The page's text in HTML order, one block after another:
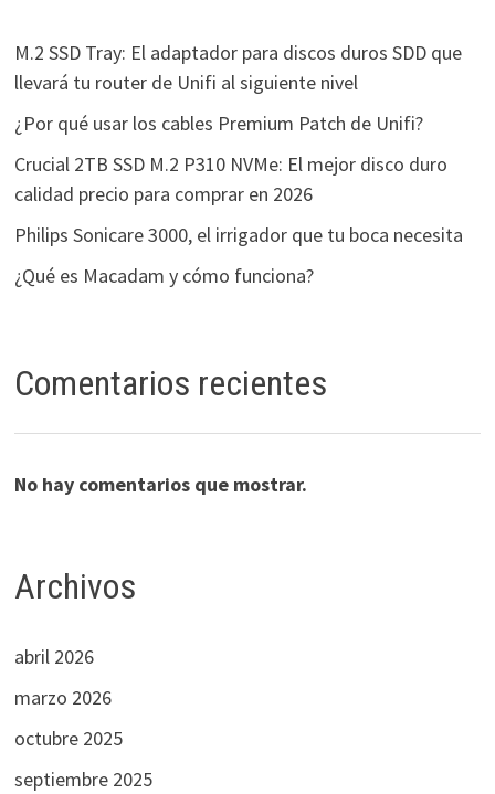
M.2 SSD Tray: El adaptador para discos duros SDD que
llevará tu router de Unifi al siguiente nivel
¿Por qué usar los cables Premium Patch de Unifi?
Crucial 2TB SSD M.2 P310 NVMe: El mejor disco duro
calidad precio para comprar en 2026
Philips Sonicare 3000, el irrigador que tu boca necesita
¿Qué es Macadam y cómo funciona?
Comentarios recientes
No hay comentarios que mostrar.
Archivos
abril 2026
marzo 2026
octubre 2025
septiembre 2025